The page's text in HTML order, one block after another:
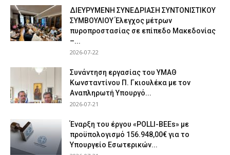
ΔΙΕΥΡΥΜΕΝΗ ΣΥΝΕΔΡΙΑΣΗ ΣΥΝΤΟΝΙΣΤΙΚΟΥ
ΣΥΜΒΟΥΛΙΟΥ Έλεγχος μέτρων
πυροπροστασίας σε επίπεδο Μακεδονίας
–...
2026-07-22
Συνάντηση εργασίας του ΥΜΑΘ
Κωνσταντίνου Π. Γκιουλέκα με τον
Αναπληρωτή Υπουργό...
2026-07-21
Έναρξη του έργου «POLLI-BEEs» με
προϋπολογισμό 156.948,00€ για το
Υπουργείο Εσωτερικών...